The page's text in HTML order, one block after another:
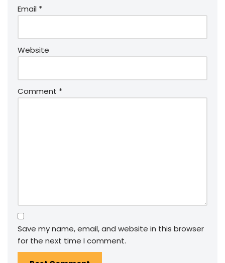
Email *
Website
Comment *
Save my name, email, and website in this browser
for the next time I comment.